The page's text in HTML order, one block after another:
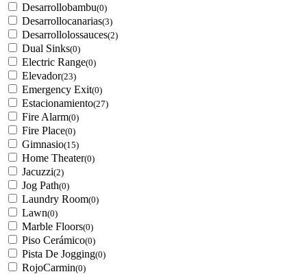
Desarrollobambu(0)
Desarrollocanarias(3)
Desarrollolossauces(2)
Dual Sinks(0)
Electric Range(0)
Elevador(23)
Emergency Exit(0)
Estacionamiento(27)
Fire Alarm(0)
Fire Place(0)
Gimnasio(15)
Home Theater(0)
Jacuzzi(2)
Jog Path(0)
Laundry Room(0)
Lawn(0)
Marble Floors(0)
Piso Cerámico(0)
Pista De Jogging(0)
RojoCarmin(0)